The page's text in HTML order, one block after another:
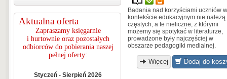
Aktualna oferta
Zapraszamy księgarnie
i hurtownie oraz pozostałych
odbiorców do pobierania naszej
pełnej oferty:
Styczeń - Sierpień 2026
Badania nad korzyściami uczniów w
kontekście edukacyjnym nie należą
częstych, a te nieliczne, z którymi
możemy się spotykać w literaturze,
prowadzone były najczęściej w
obszarze pedagogiki medialnej.
Więcej Dodaj do